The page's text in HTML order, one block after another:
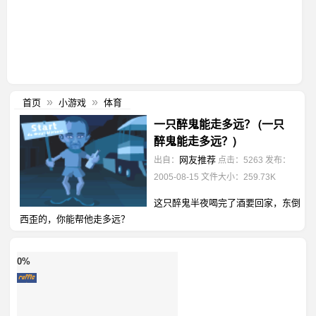
首页 » 小游戏 » 体育
一只醉鬼能走多远？ (一只
醉鬼能走多远？)
出自： 网友推荐 点击：5263 发布：
2005-08-15 文件大小：259.73K
这只醉鬼半夜喝完了酒要回家，东倒
西歪的，你能帮他走多远？
0%